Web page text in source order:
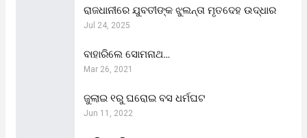
ରାଜଧାନୀରେ ଯୁବତୀଙ୍କ ଝୁଲନ୍ତା ମୃତଦେହ ଉଦ୍ଧାର
Jul 24, 2025
ବାହାରିଲେ ସୋମନାଥ…
Mar 26, 2021
ଜୁଲାଇ ୧ରୁ ଘରୋଇ ବସ ଧର୍ମଘଟ
Jun 11, 2022